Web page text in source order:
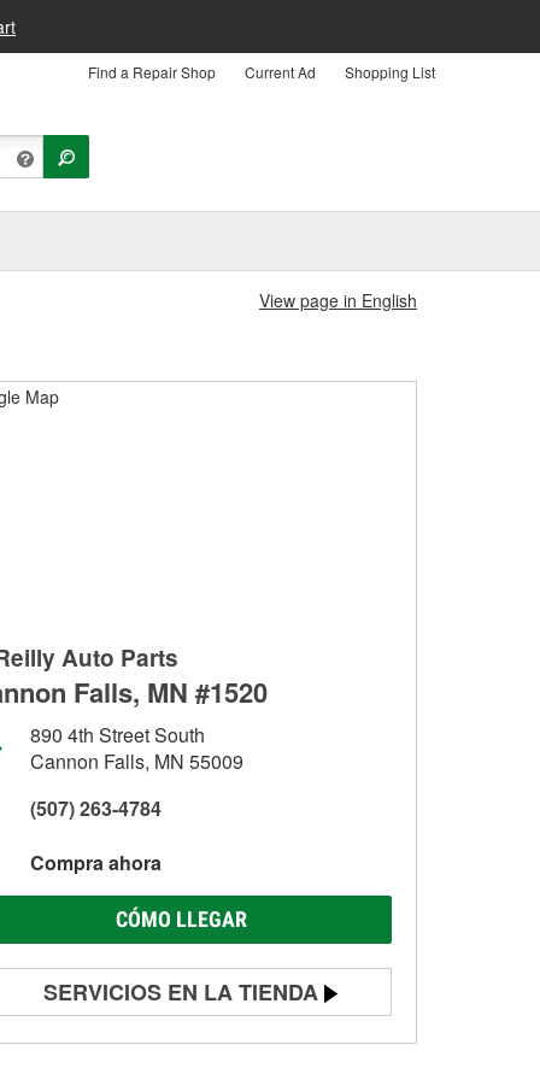
Find a Repair Shop Current Ad Shopping List
View page in English
Auto Parts
Falls, MN #1520
890 4th Street South
Cannon Falls, MN 55009
(507) 263-4784
Compra ahora
CÓMO LLEGAR
SERVICIOS EN LA TIENDA
Prueba de batería